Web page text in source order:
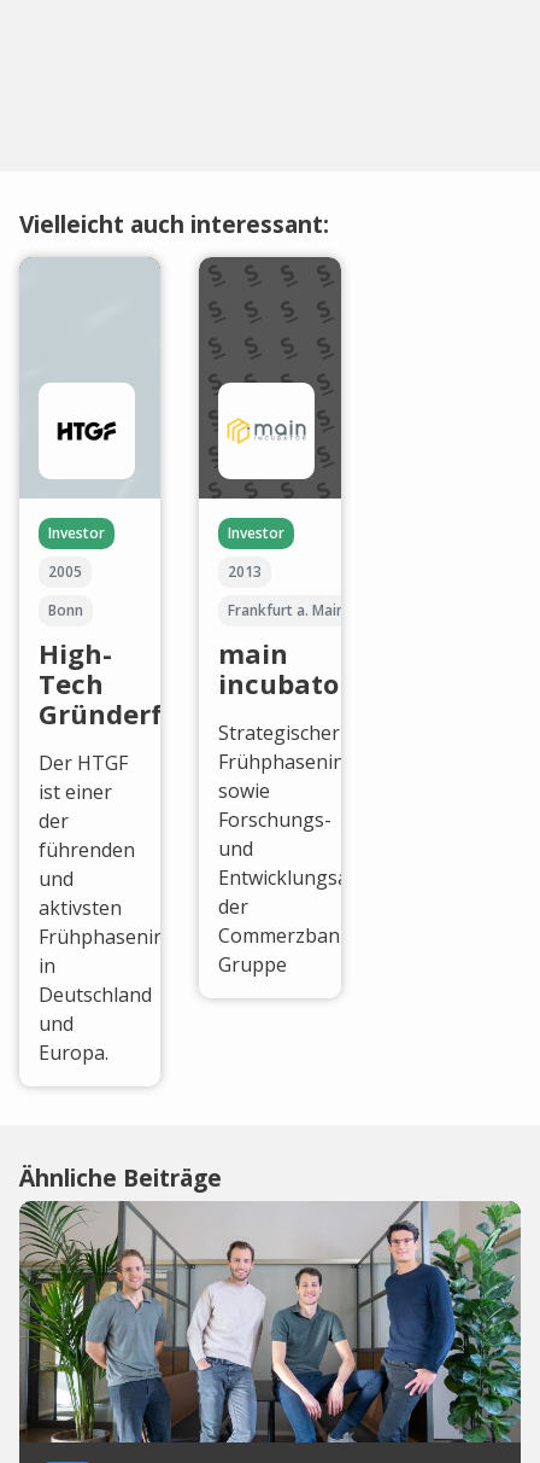
Vielleicht auch interessant:
Investor
2005
Bonn
High-
Tech
Gründerfonds
Der HTGF
ist einer
der
führenden
und
aktivsten
Frühphaseninvestoren
in
Deutschland
und
Europa.
Investor
2013
Frankfurt a. Main
main
incubator
Strategischer
Frühphaseninvestor
sowie
Forschungs-
und
Entwicklungsabteilung
der
Commerzbank-
Gruppe
Ähnliche Beiträge